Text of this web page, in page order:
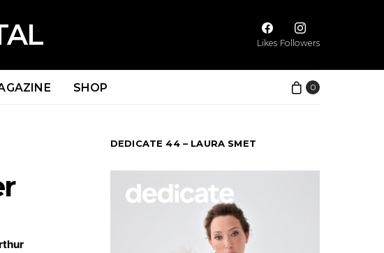
Likes Followers
SHOP 0
DEDICATE 44 – LAURA SMET